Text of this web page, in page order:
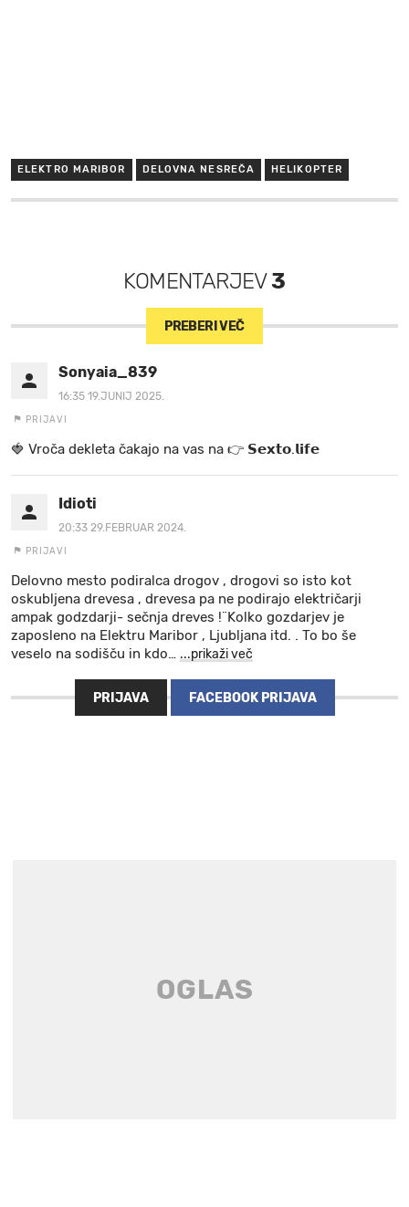
ELEKTRO MARIBOR DELOVNA NESREČA HELIKOPTER
KOMENTARJEV3
PREBERI VEČ
Sonyaia_839
16:35 19.JUNIJ 2025.
PRIJAVI
🍓 V r o č a d e k l e t a ča k a jo na va s n a 👉 𝗦𝗲𝘅𝘁𝗼.𝗹𝗶𝗳𝗲
Idioti
20:33 29.FEBRUAR 2024.
PRIJAVI
Delovno mesto podiralca drogov , drogovi so isto kot
oskubljena drevesa , drevesa pa ne podirajo električarji
ampak godzdarji- sečnja dreves !¨Kolko gozdarjev je
zaposleno na Elektru Maribor , Ljubljana itd. . To bo še
veselo na sodišču in kdo… ...prikaži več
PRIJAVA FACEBOOK PRIJAVA